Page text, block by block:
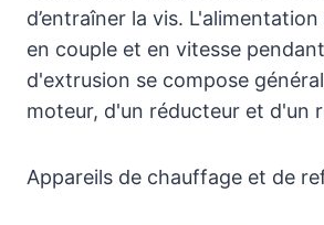
d’entraîner la vis.
en couple et en vitesse
d'extrusion se compose
moteur, d'un réducteur et d'un
Appareils de chauffage et de